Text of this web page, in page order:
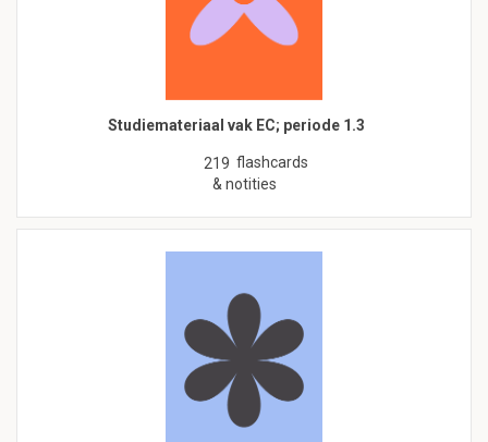
Studiemateriaal vak EC; periode 1.3
219 flashcards
& notities